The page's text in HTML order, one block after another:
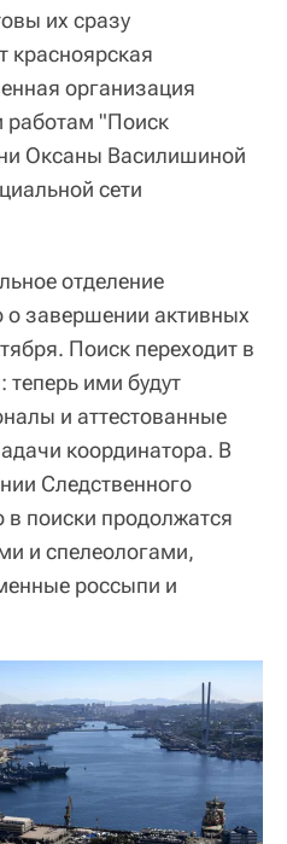
их сразу
красноярская
организация
работам "Поиск
Оксаны Василишиной
сети
отделение
завершении активных
Поиск переходит в
ими будут
и аттестованные
координатора. В
Следственного
в поиски продолжатся
и спелеологами,
россыпи и